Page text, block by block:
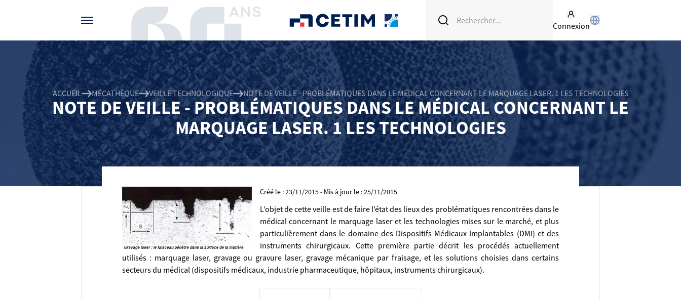
Connexion
ACCUEIL MÉCATHÈQUE VEILLE TECHNOLOGIQUE NOTE DE VEILLE - PROBLÉMATIQUES DANS LE MÉDICAL CONCERNANT LE MARQUAGE LASER. 1 LES TECHNOLOGIES
NOTE DE VEILLE - PROBLÉMATIQUES DANS LE MÉDICAL CONCERNANT LE
MARQUAGE LASER. 1 LES TECHNOLOGIES
Créé le : 23/11/2015 - Mis à jour le : 25/11/2015
L’objet de cette veille est de faire l’état des lieux des problématiques rencontrées dans le
médical concernant le marquage laser et les technologies mises sur le marché, et plus
particulièrement dans le domaine des Dispositifs Médicaux Implantables (DMI) et des
instruments chirurgicaux. Cette première partie décrit les procédés actuellement
utilisés : marquage laser, gravage ou gravure laser, gravage mécanique par fraisage, et les solutions choisies dans certains
secteurs du médical (dispositifs médicaux, industrie pharmaceutique, hôpitaux, instruments chirurgicaux).